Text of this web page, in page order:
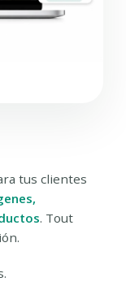
tus clientes
. Tout